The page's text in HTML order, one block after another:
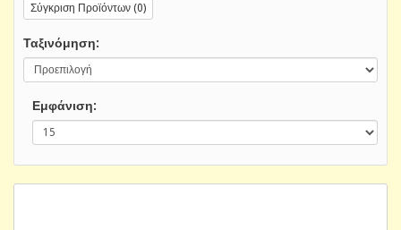
Σύγκριση Προϊόντων (0)
Ταξινόμηση:
Εμφάνιση: